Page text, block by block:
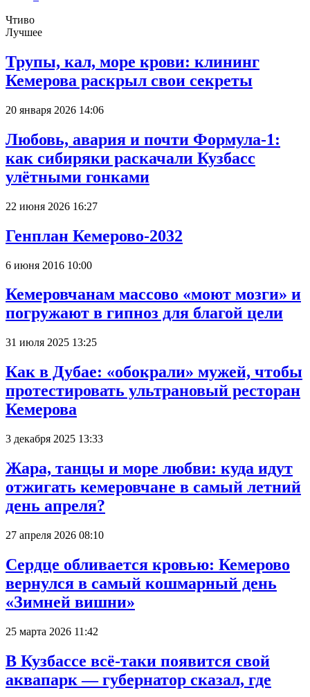
Чтиво
Лучшее
Трупы, кал, море крови: клининг
Кемерова раскрыл свои секреты
20 января 2026 14:06
Любовь, авария и почти Формула-1:
как сибиряки раскачали Кузбасс
улётными гонками
22 июня 2026 16:27
Генплан Кемерово-2032
6 июня 2016 10:00
Кемеровчанам массово «моют мозги» и
погружают в гипноз для благой цели
31 июля 2025 13:25
Как в Дубае: «обокрали» мужей, чтобы
протестировать ультрановый ресторан
Кемерова
3 декабря 2025 13:33
Жара, танцы и море любви: куда идут
отжигать кемеровчане в самый летний
день апреля?
27 апреля 2026 08:10
Сердце обливается кровью: Кемерово
вернулся в самый кошмарный день
«Зимней вишни»
25 марта 2026 11:42
В Кузбассе всё-таки появится свой
аквапарк — губернатор сказал, где